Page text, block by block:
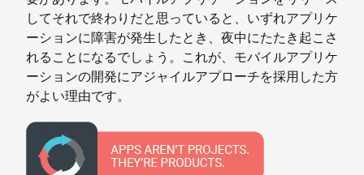
してそれで終わりだと思っていると、いずれアプリケ
ーションに障害が発生したとき、夜中にたたき起こさ
れることになるでしょう。これが、モバイルアプリケ
ーションの開発にアジャイルアプローチを採用した方
がよい理由です。